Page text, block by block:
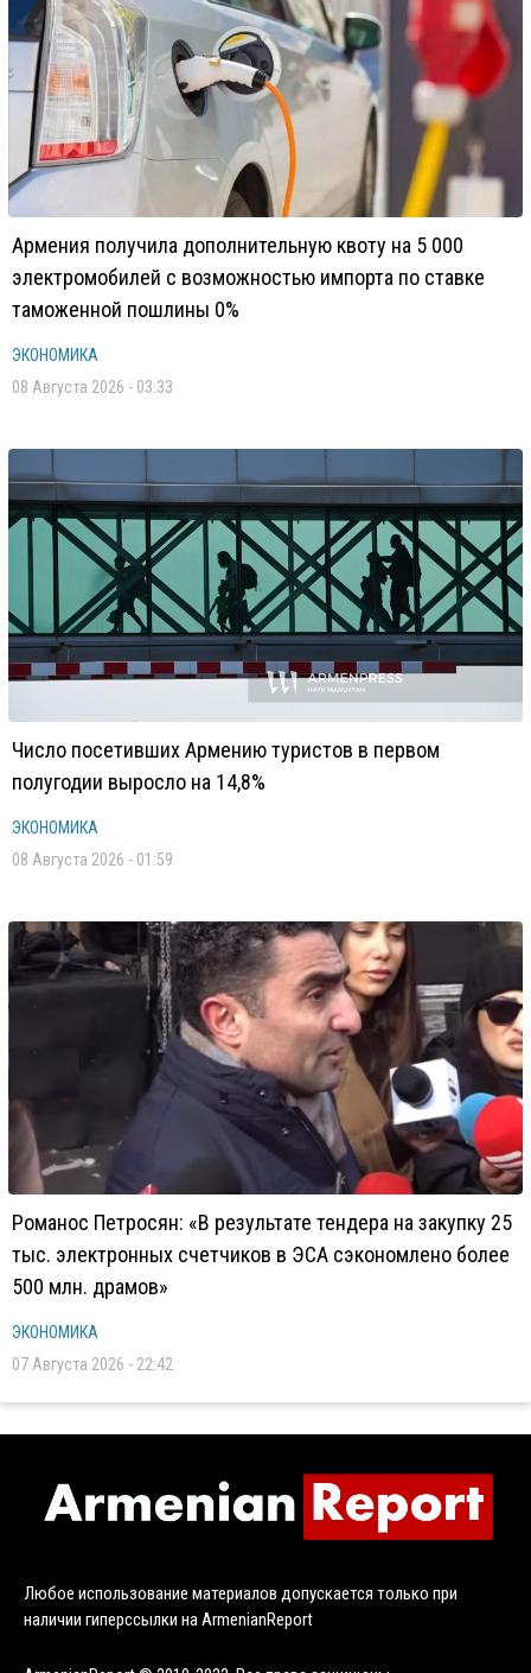
Армения получила дополнительную квоту на 5 000
электромобилей с возможностью импорта по ставке
таможенной пошлины 0%
ЭКОНОМИКА
08 Августа 2026 - 03:33
Число посетивших Армению туристов в первом
полугодии выросло на 14,8%
ЭКОНОМИКА
08 Августа 2026 - 01:59
Романос Петросян: «В результате тендера на закупку 25
тыс. электронных счетчиков в ЭСА сэкономлено более
500 млн. драмов»
ЭКОНОМИКА
07 Августа 2026 - 22:42
Любое использование материалов допускается только при
наличии гиперссылки на ArmenianReport